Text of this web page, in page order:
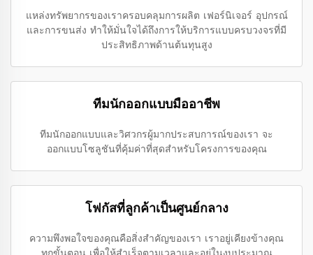
แหล่งทรัพยากรของเราครอบคลุมการผลิต เฟอร์นิเจอร์ อุปกรณ์
และการขนส่ง ทำให้มั่นใจได้ถึงการให้บริการแบบครบวงจรที่มี
ประสิทธิภาพด้านต้นทุนสูง
ทีมนักออกแบบมืออาชีพ
ทีมนักออกแบบและวิศวกรผู้มากประสบการณ์ของเรา จะ
ออกแบบโซลูชันที่คุ้มค่าที่สุดสำหรับโครงการของคุณ
โฟกัสที่ลูกค้าเป็นศูนย์กลาง
ความพึงพอใจของคุณคือสิ่งสำคัญของเรา เราอยู่เคียงข้างคุณ